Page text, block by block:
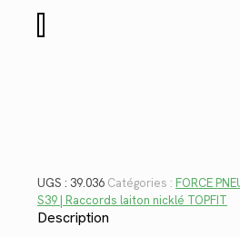
de
UGS : 39.036 Catégories : FORCE
S39 | Raccords laiton nicklé TOPFIT
Description